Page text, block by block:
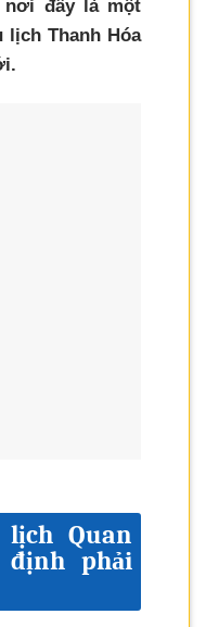
nơi đây là một
lịch Thanh Hóa
Quan
định phải